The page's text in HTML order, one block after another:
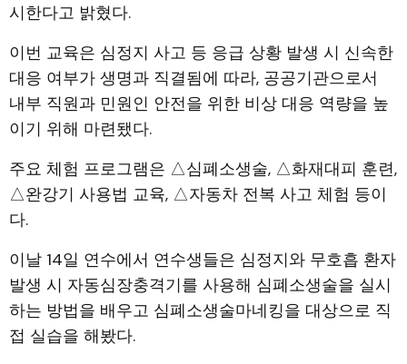
시한다고 밝혔다.
이번 교육은 심정지 사고 등 응급 상황 발생 시 신속한
대응 여부가 생명과 직결됨에 따라, 공공기관으로서
내부 직원과 민원인 안전을 위한 비상 대응 역량을 높
이기 위해 마련됐다.
주요 체험 프로그램은 △심폐소생술, △화재대피 훈련,
△완강기 사용법 교육, △자동차 전복 사고 체험 등이
다.
이날 14일 연수에서 연수생들은 심정지와 무호흡 환자
발생 시 자동심장충격기를 사용해 심폐소생술을 실시
하는 방법을 배우고 심폐소생술마네킹을 대상으로 직
접 실습을 해봤다.